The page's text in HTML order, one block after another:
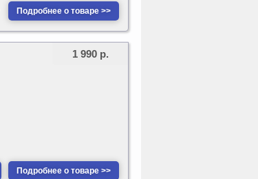
Подробнее о товаре >>
Подробнее о товаре >>
1 990 р.